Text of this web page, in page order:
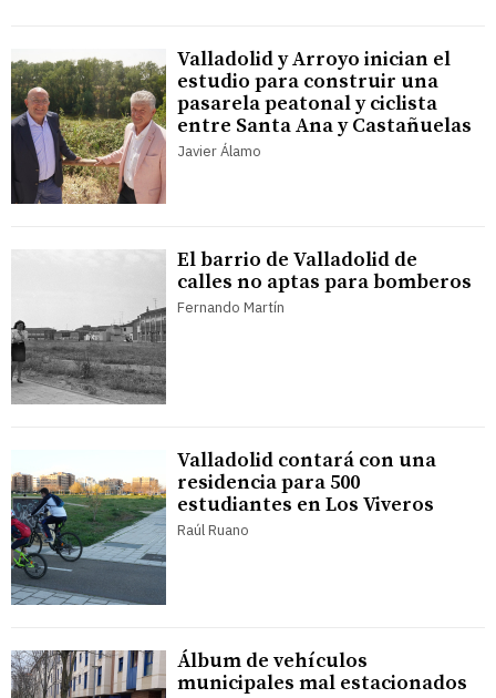
Valladolid y Arroyo inician el
estudio para construir una
pasarela peatonal y ciclista
entre Santa Ana y Castañuelas
Javier Álamo
El barrio de Valladolid de
calles no aptas para bomberos
Fernando Martín
Valladolid contará con una
residencia para 500
estudiantes en Los Viveros
Raúl Ruano
Álbum de vehículos
municipales mal estacionados